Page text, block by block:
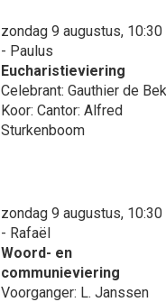
zondag 9 augustus, 10:30
- Paulus
Eucharistieviering
Celebrant: Gauthier de
Koor: Cantor: Alfred
Sturkenboom
zondag 9 augustus, 10:30
- Rafaël
Woord- en
communieviering
Voorganger: L. Janssen